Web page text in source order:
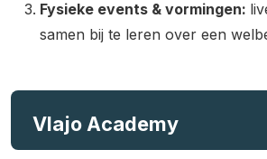
Fysieke events & vormingen:
samen bij te leren over een
Vlajo Academy